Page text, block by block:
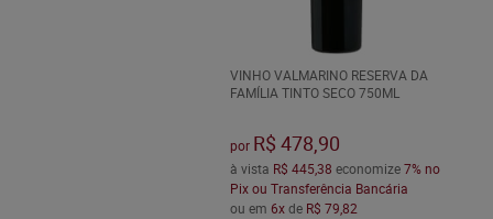
VINHO VALMARINO RESERVA DA
FAMÍLIA TINTO SECO 750ML
por R$ 478,90
à vista R$ 445,38 economize7% no
Pix ou Transferência Bancária
ou em 6xde R$ 79,82